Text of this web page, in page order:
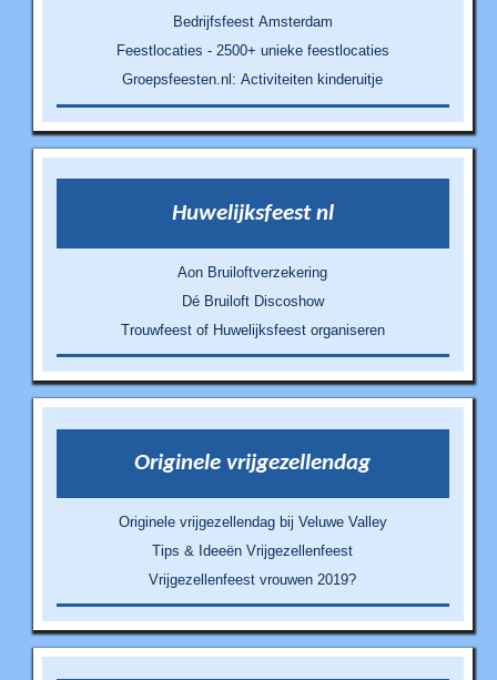
Bedrijfsfeest Amsterdam
Feestlocaties - 2500+ unieke feestlocaties
Groepsfeesten.nl: Activiteiten kinderuitje
Huwelijksfeest nl
Aon Bruiloftverzekering
Dé Bruiloft Discoshow
Trouwfeest of Huwelijksfeest organiseren
Originele vrijgezellendag
Originele vrijgezellendag bij Veluwe Valley
Tips & Ideeën Vrijgezellenfeest
Vrijgezellenfeest vrouwen 2019?